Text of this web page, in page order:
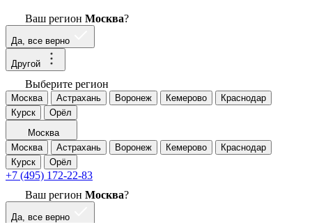
Ваш регион Москва?
Да, все верно
Другой
Выберите регион
Москва Астрахань Воронеж Кемерово
Краснодар
Курск
Орёл
Москва
Москва
Астрахань Воронеж Кемерово
Краснодар
Курск
Орёл
+7 (495) 172-22-83
Ваш регион Москва?
Да, все верно